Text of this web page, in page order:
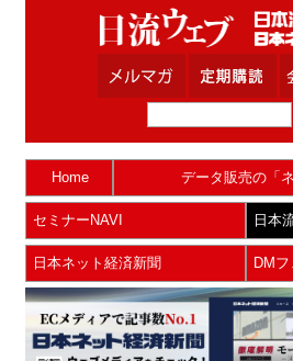
Home データ販売の「
セミナーNAVI 日本
日本ネット経済新聞 DM